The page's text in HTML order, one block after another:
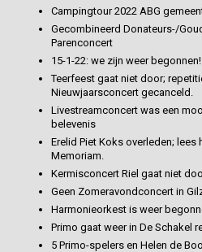
Campingtour 2022 ABG
Gecombineerd Donateurs-/
Parenconcert
15-1-22: we zijn weer begonnen!
Teerfeest gaat niet door;
Nieuwjaarsconcert gecanceld.
Livestreamconcert was een
belevenis
Erelid Piet Koks overleden; lees
Memoriam.
Kermisconcert Riel gaat niet
Geen Zomeravondconcert in
Harmonieorkest is weer
Primo gaat weer in De Schakel
5 Primo-spelers en Helen de